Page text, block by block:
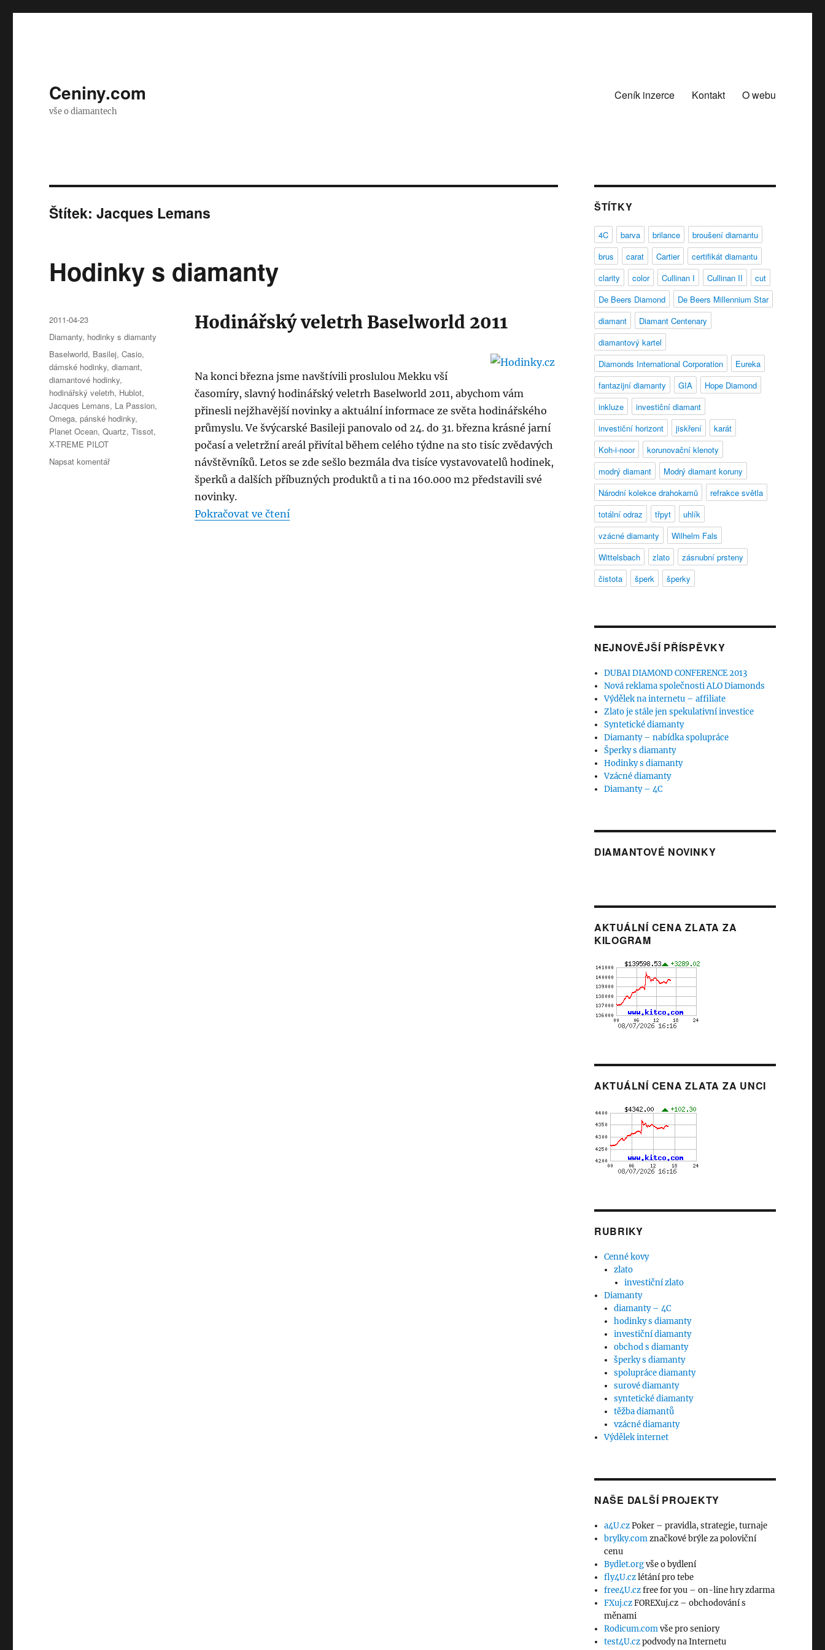
Ceniny.com
vše o diamantech
Ceník inzerce Kontakt O webu
Štítek:Jacques Lemans
Hodinky s diamanty
Hodinářský veletrh Baselworld 2011
Na konci března jsme navštívili proslulou Mekku vší
časomíry, slavný hodinářský veletrh Baselworld 2011, abychom vám
přinesli nejžhavější novinky a aktuální informace ze světa hodinářského
průmyslu. Ve švýcarské Basileji panovalo od 24. do 31. března krásné jarní
počasí a veletržní areál přivítal během celého týdne na sto tisíc zvědavých
návštěvníků. Letos se zde sešlo bezmála dva tisíce vystavovatelů hodinek,
šperků a dalších příbuzných produktů a ti na 160.000 m2 představili své
novinky.
Pokračovat ve čtení„Hodinky s diamanty“
Publikováno:
2011-04-23
Rubriky:
Diamanty, hodinky s diamanty
Štítky:
Baselworld, Basilej,Casio,
dámské hodinky,diamant,
diamantové hodinky,
hodinářský veletrh, Hublot,
Jacques Lemans, La Passion,
Omega,pánské hodinky,
Planet Ocean,Quartz,Tissot,
X-TREME PILOT
Napsat komentářpro
ŠTÍTKY
4C barva brilance
broušení diamantu
brus
carat Cartier
certifikát diamantu
clarity
color Cullinan I Cullinan II
cut
De Beers Diamond
De Beers Millennium Star
diamant
Diamant Centenary
diamantový kartel
Diamonds International Corporation
Eureka
fantazijní diamanty
GIA
Hope Diamond
inkluze
investiční diamant
investiční horizont
jiskření
karát
Koh-i-noor
korunovační klenoty
modrý diamant
Modrý diamant koruny
Národní kolekce drahokamů
refrakce světla
totální odraz
třpyt
uhlík
vzácné diamanty
Wilhelm Fals
Wittelsbach
zlato
zásnubní prsteny
čistota
šperk šperky
NEJNOVĚJŠÍ PŘÍSPĚVKY
DUBAI DIAMOND CONFERENCE 2013
Nová reklama společnosti ALO Diamonds
Výdělek na internetu – affiliate
Zlato je stále jen spekulativní investice
Syntetické diamanty
Diamanty – nabídka spolupráce
Šperky s diamanty
Hodinky s diamanty
Vzácné diamanty
Diamanty – 4C
DIAMANTOVÉ NOVINKY
AKTUÁLNÍ CENA ZLATA ZA
KILOGRAM
AKTUÁLNÍ CENA ZLATA ZA UNCI
RUBRIKY
Cenné kovy
zlato
investiční zlato
Diamanty
diamanty – 4C
hodinky s diamanty
investiční diamanty
obchod s diamanty
šperky s diamanty
spolupráce diamanty
surové diamanty
syntetické diamanty
těžba diamantů
vzácné diamanty
Výdělek internet
NAŠE DALŠÍ PROJEKTY
a4U.czPoker – pravidla, strategie, turnaje
brylky.comznačkové brýle za poloviční
cenu
Bydlet.orgvše o bydlení
fly4U.czlétání pro tebe
free4U.czfree for you – on-line hry zdarma
FXuj.czFOREXuj.cz – obchodování s
měnami
Rodicum.comvše pro seniory
test4U.czpodvody na Internetu